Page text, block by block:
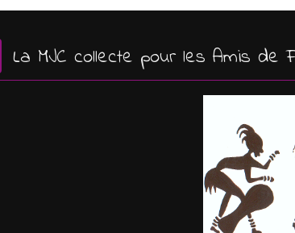
La MJC collecte pour les Amis de